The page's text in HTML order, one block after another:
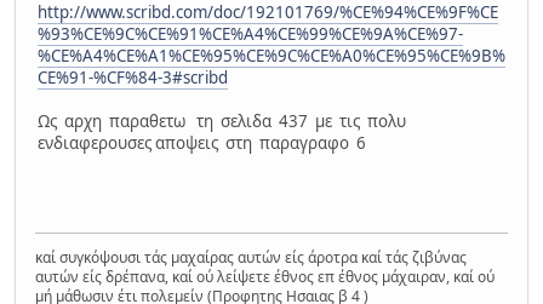
http://www.scribd.com/doc/192101769/%CE%94%CE%9F%CE
%93%CE%9C%CE%91%CE%A4%CE%99%CE%9A%CE%97-
%CE%A4%CE%A1%CE%95%CE%9C%CE%A0%CE%95%CE%9B%
CE%91-%CF%84-3#scribd
Ως αρχη παραθετω τη σελιδα 437 με τις πολυ
ενδιαφερουσες αποψεις στη παραγραφο 6
καί συγκόψουσι τάς μαχαίρας αυτών είς άροτρα καί τάς ζιβύνας
αυτών είς δρέπανα, καί ού λείψετε έθνος επ έθνος μάχαιραν, καί ού
μή μάθωσιν έτι πολεμείν (Προφητης Ησαιας β 4 )